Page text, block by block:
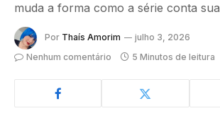
muda a forma como a série conta sua
Por Thaís Amorim
julho 3, 2026
Nenhum comentário
5 Minutos de leitura